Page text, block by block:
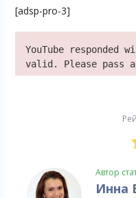
[adsp-pro-3]
YouTube responded
valid. Please pass
Автор
Инна